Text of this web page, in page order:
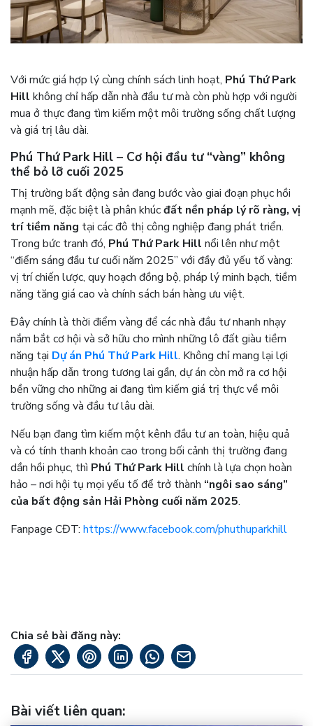
Với mức giá hợp lý cùng chính sách linh hoạt, Phú Thứ Park
Hill không chỉ hấp dẫn nhà đầu tư mà còn phù hợp với người
mua ở thực đang tìm kiếm một môi trường sống chất lượng
và giá trị lâu dài.
Phú Thứ Park Hill – Cơ hội đầu tư “vàng” không
thể bỏ lỡ cuối 2025
Thị trường bất động sản đang bước vào giai đoạn phục hồi
mạnh mẽ, đặc biệt là phân khúcđất nền pháp lý rõ ràng, vị
trí tiềm năng tại các đô thị công nghiệp đang phát triển.
Trong bức tranh đó, Phú Thứ Park Hill nổi lên như một
“điểm sáng đầu tư cuối năm 2025” với đầy đủ yếu tố vàng:
vị trí chiến lược, quy hoạch đồng bộ, pháp lý minh bạch, tiềm
năng tăng giá cao và chính sách bán hàng ưu việt.
Đây chính là thời điểm vàng để các nhà đầu tư nhanh nhạy
nắm bắt cơ hội và sở hữu cho mình những lô đất giàu tiềm
năng tại Dự án Phú Thứ Park Hill. Không chỉ mang lại lợi
nhuận hấp dẫn trong tương lai gần, dự án còn mở ra cơ hội
bền vững cho những ai đang tìm kiếm giá trị thực về môi
trường sống và đầu tư lâu dài.
Nếu bạn đang tìm kiếm một kênh đầu tư an toàn, hiệu quả
và có tính thanh khoản cao trong bối cảnh thị trường đang
dần hồi phục, thì Phú Thứ Park Hill chính là lựa chọn hoàn
hảo – nơi hội tụ mọi yếu tố để trở thành “ngôi sao sáng”
của bất động sản Hải Phòng cuối năm 2025.
Fanpage CĐT: https://www.facebook.com/phuthuparkhill
Chia sẻ bài đăng này:
Bài viết liên quan: